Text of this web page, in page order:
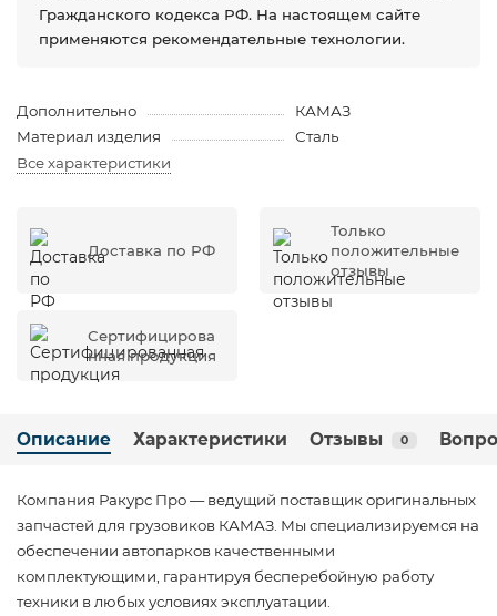
Гражданского кодекса РФ. На настоящем сайте
применяются рекомендательные технологии.
Дополнительно
КАМАЗ
Материал изделия
Сталь
Все характеристики
Доставка по РФ
Только
положительные
отзывы
Сертифицирова
нная продукция
Описание Характеристики Отзывы 0
Компания Ракурс Про — ведущий поставщик оригинальных
запчастей для грузовиков КАМАЗ. Мы специализируемся на
обеспечении автопарков качественными
комплектующими, гарантируя бесперебойную работу
техники в любых условиях эксплуатации.